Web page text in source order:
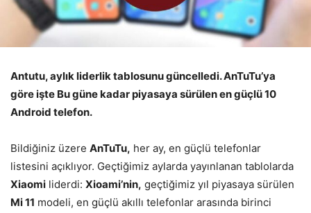
Antutu, aylık liderlik tablosunu güncelledi. AnTuTu’ya
göre işte Bu güne kadar piyasaya sürülen en güçlü 10
Android telefon.
Bildiğiniz üzere AnTuTu, her ay, en güçlü telefonlar
listesini açıklıyor. Geçtiğimiz aylarda yayınlanan tablolarda
Xiaomi liderdi: Xioami’nin, geçtiğimiz yıl piyasaya sürülen
Mi 11 modeli, en güçlü akıllı telefonlar arasında birinci